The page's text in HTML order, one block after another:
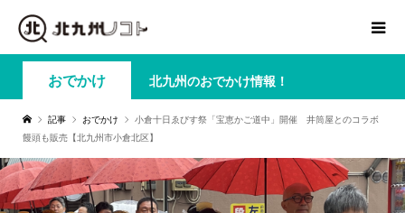
おでかけ 北九州のおでかけ情報！
記事 おでかけ
小倉十日ゑびす祭「宝恵かご道中」開催 井筒屋とのコラボ
饅頭も販売【北九州市小倉北区】